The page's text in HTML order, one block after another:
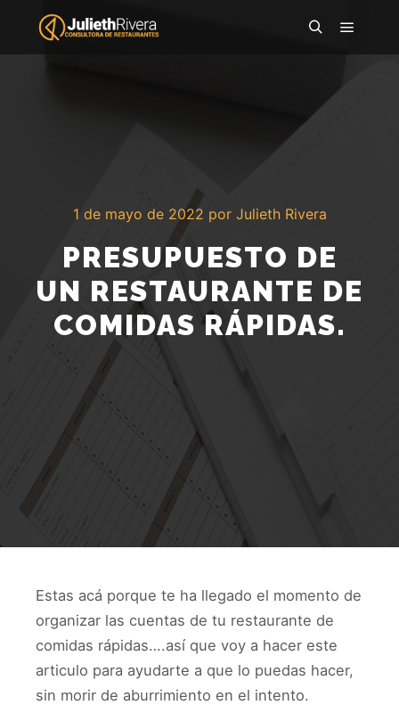
1 de mayo de 2022 por Julieth Rivera
PRESUPUESTO DE
UN RESTAURANTE DE
COMIDAS RÁPIDAS.
Estas acá porque te ha llegado el momento de
organizar las cuentas de tu restaurante de
comidas rápidas….así que voy a hacer este
articulo para ayudarte a que lo puedas hacer,
sin morir de aburrimiento en el intento.